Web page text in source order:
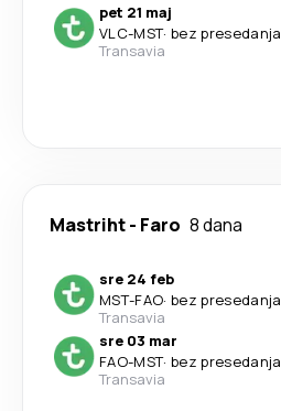
pet 21 maj
VLC-MST· bez presedanja
Transavia
Mastriht- Faro 8 dana
sre 24 feb
MST-FAO· bez presedanja
Transavia
sre 03 mar
FAO-MST· bez presedanja
Transavia